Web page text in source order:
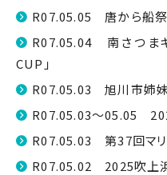
R07.05.05 唐から船祭
R07.05.04 南さつま
CUP」
R07.05.03 旭川市姉
R07.05.03～05.05
R07.05.03 第37回マリ
R07.05.02 2025吹上